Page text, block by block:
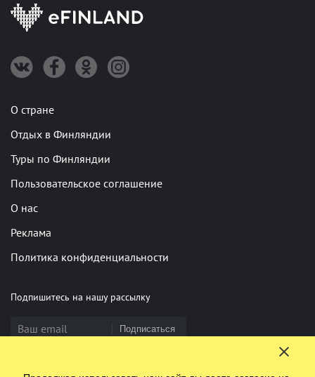
О стране
Отдых в Финляндии
Туры по Финляндии
Пользовательское соглашение
О нас
Реклама
Политика конфиденциальности
Подпишитесь на нашу рассылку
Подписаться